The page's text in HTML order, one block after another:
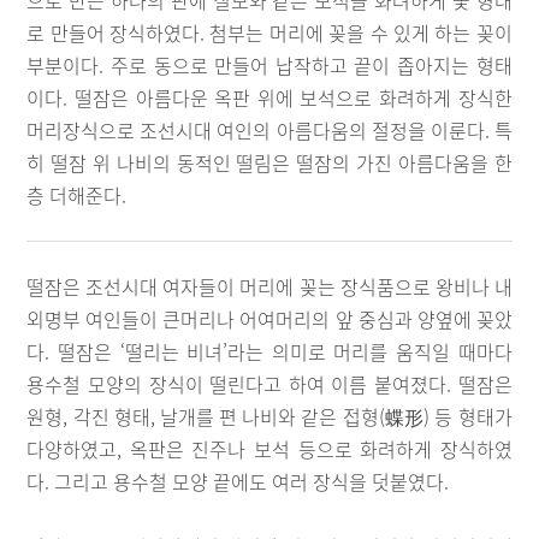
로 만들어 장식하였다. 첨부는 머리에 꽂을 수 있게 하는 꽂이
부분이다. 주로 동으로 만들어 납작하고 끝이 좁아지는 형태
이다. 떨잠은 아름다운 옥판 위에 보석으로 화려하게 장식한
머리장식으로 조선시대 여인의 아름다움의 절정을 이룬다. 특
히 떨잠 위 나비의 동적인 떨림은 떨잠의 가진 아름다움을 한
층 더해준다.
떨잠은 조선시대 여자들이 머리에 꽂는 장식품으로 왕비나 내
외명부 여인들이 큰머리나 어여머리의 앞 중심과 양옆에 꽂았
다. 떨잠은 ‘떨리는 비녀’라는 의미로 머리를 움직일 때마다
용수철 모양의 장식이 떨린다고 하여 이름 붙여졌다. 떨잠은
원형, 각진 형태, 날개를 편 나비와 같은 접형(蝶形) 등 형태가
다양하였고, 옥판은 진주나 보석 등으로 화려하게 장식하였
다. 그리고 용수철 모양 끝에도 여러 장식을 덧붙였다.